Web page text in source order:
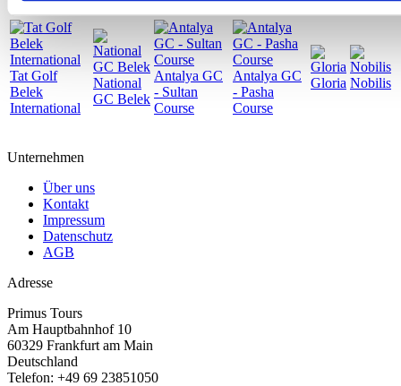
Tat Golf
Belek
International
National
GC Belek
Antalya GC
- Sultan
Course
Antalya GC
- Pasha
Course
Gloria Nobilis
Unternehmen
Über uns
Kontakt
Impressum
Datenschutz
AGB
Adresse
Primus Tours
Am Hauptbahnhof 10
60329 Frankfurt am Main
Deutschland
Telefon: +49 69 23851050